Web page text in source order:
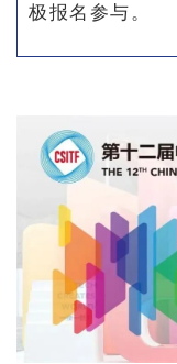
极报名参与。